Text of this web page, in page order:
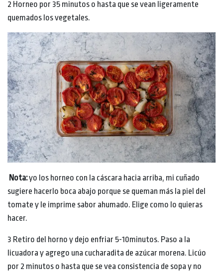
2 Horneo por 35 minutos o hasta que se vean ligeramente
quemados los vegetales.
Nota:yo los horneo con la cáscara hacia arriba, mi cuñado
sugiere hacerlo boca abajo porque se queman más la piel del
tomate y le imprime sabor ahumado. Elige como lo quieras
hacer.
3 Retiro del horno y dejo enfriar 5-10minutos. Paso a la
licuadora y agrego una cucharadita de azúcar morena. Licúo
por 2 minutos o hasta que se vea consistencia de sopa y no